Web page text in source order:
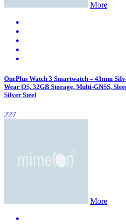
More
OnePlus Watch 3 Smartwatch – 43mm
Wear OS, 32GB Storage, Multi-GNSS,
Silver Steel
227
More